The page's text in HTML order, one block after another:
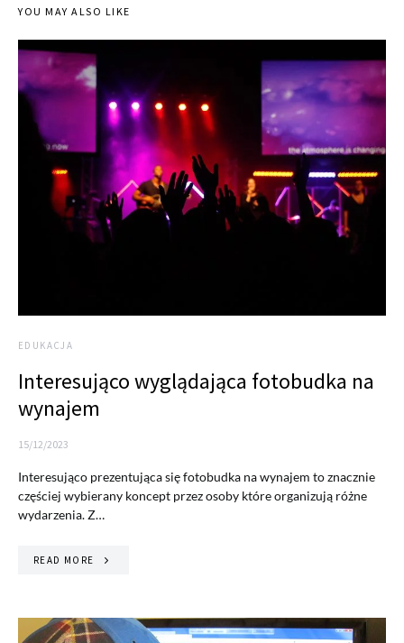
YOU MAY ALSO LIKE
EDUKACJA
Interesująco wyglądająca fotobudka na
wynajem
15/12/2023
Interesująco prezentująca się fotobudka na wynajem to znacznie
częściej wybierany koncept przez osoby które organizują różne
wydarzenia. Z…
READ MORE